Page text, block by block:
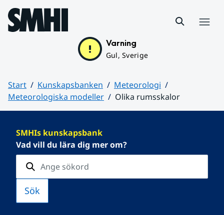
Hoppa till sidans innehåll
Varning
Gul, Sverige
Start Kunskapsbanken
Meteorologi
Meteorologiska modeller
Olika rumsskalor
SMHIs kunskapsbank
Vad vill du lära dig mer om?